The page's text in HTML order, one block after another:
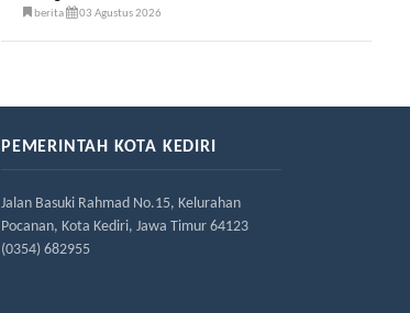
berita 03 Agustus 2026
PEMERINTAH KOTA KEDIRI
Jalan Basuki Rahmad No.15, Kelurahan
Pocanan, Kota Kediri, Jawa Timur 64123
(0354) 682955